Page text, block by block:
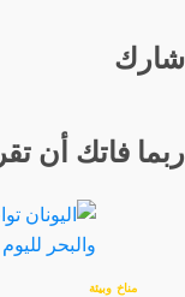
شارك
ربما فاتك أن
مناخ وبيئة